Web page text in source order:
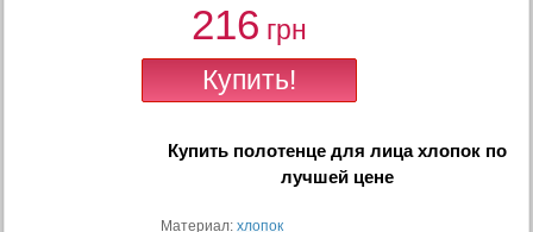
216 грн
Купить полотенце для лица хлопок по
лучшей цене
Материал: хлопок